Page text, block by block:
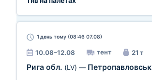
1 день тому (08:46 07.08)
10.08–12.08 тент 21 т
Рига обл. (LV) — Петропавловськ